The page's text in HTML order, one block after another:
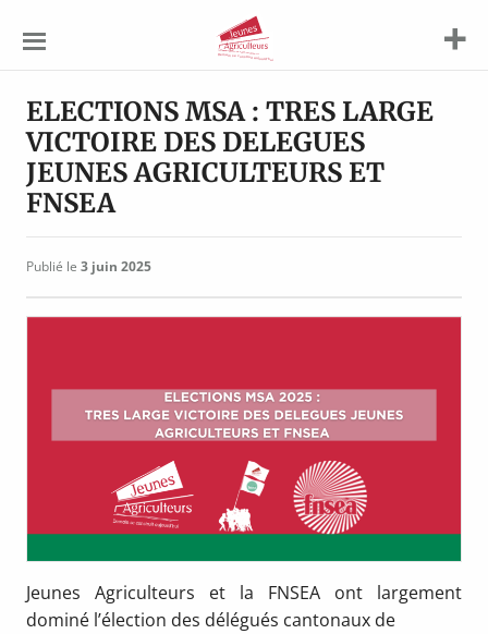
Agriculteurs
ELECTIONS MSA : TRES LARGE
VICTOIRE DES DELEGUES
JEUNES AGRICULTEURS ET
FNSEA
Publié le 3 juin 2025
Jeunes Agriculteurs et la FNSEA ont largement
dominé l’élection des délégués cantonaux de